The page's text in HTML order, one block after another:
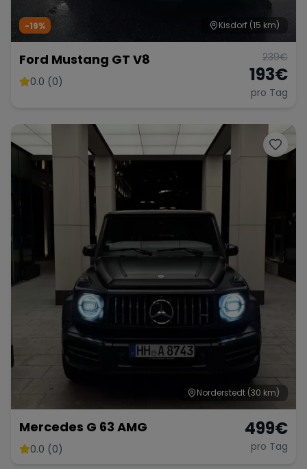
Kisdorf (15 km)
-19%
Ford Mustang GT V8
0.0 (0)
239€
193€
pro Tag
Norderstedt (30 km)
Mercedes G 63 AMG
0.0 (0)
499€
pro Tag